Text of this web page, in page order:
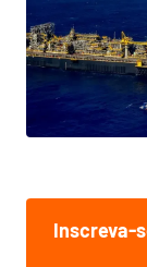
Inscreva-